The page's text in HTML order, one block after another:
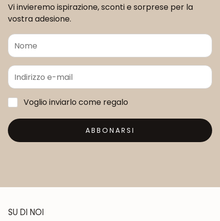
Vi invieremo ispirazione, sconti e sorprese per la
vostra adesione.
Voglio inviarlo come regalo
ABBONARSI
SU DI NOI